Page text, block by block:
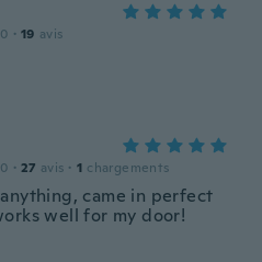
· 19 avis
· 27 avis · 1 chargements
came in perfect
well for my door!